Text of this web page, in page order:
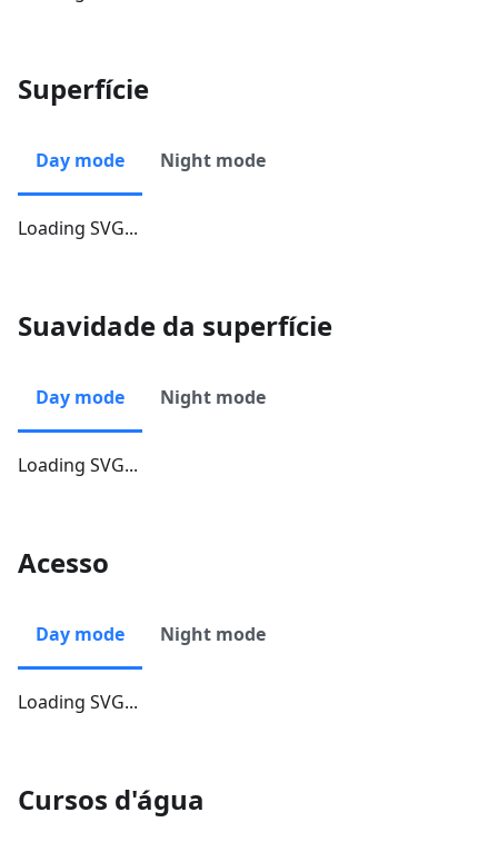
Superfície
Day mode Night mode
Loading SVG...
Suavidade da superfície
Day mode Night mode
Loading SVG...
Acesso
Day mode Night mode
Loading SVG...
Cursos d'água